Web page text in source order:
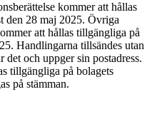
kommer att hållas
den 28 maj 2025. Övriga
att hållas tillgängliga på
Handlingarna tillsändes utan
det och uppger sin postadress.
tillgängliga på bolagets
på stämman.